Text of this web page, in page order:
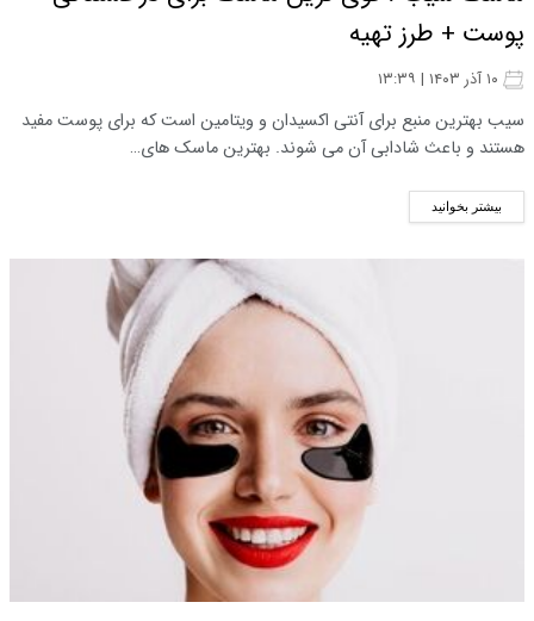
پوست + طرز تهیه
سیب بهترین منبع برای آنتی اکسیدان و ویتامین است که برای پوست مفید
هستند و باعث شادابی آن می شوند. بهترین ماسک های…
بیشتر بخوانید